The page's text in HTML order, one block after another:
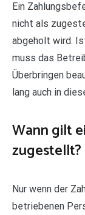
Ein
nicht als
abgeholt wird.
muss das
Überbringen
lang auch in
Wann gilt
zugestellt?
Nur wenn der
betriebenen